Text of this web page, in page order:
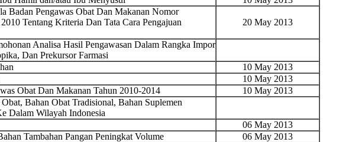
Badan Pengawas Obat Dan Makanan Nomor
Tentang Kriteria Dan Tata Cara Pengajuan
20 May 2013
Analisa Hasil Pengawasan Dalam Rangka Impor
Dan Prekursor Farmasi
10 May 2013
10 May 2013
Obat Dan Makanan Tahun 2010-2014
10 May 2013
Bahan Obat Tradisional, Bahan Suplemen
Dalam Wilayah Indonesia
06 May 2013
Tambahan Pangan Peningkat Volume
06 May 2013